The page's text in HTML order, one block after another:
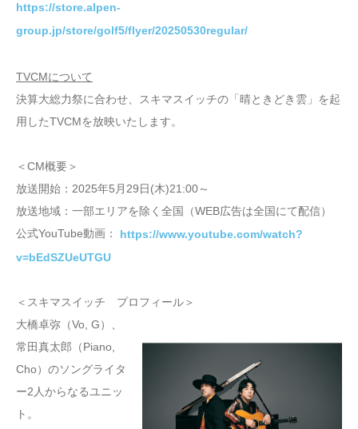
https://store.alpen-
group.jp/store/golf5/flyer/20250530regular/
TVCMについて
決算大総力祭に合わせ、スキマスイッチの「晴ときどき雲」を起
用したTVCMを放映いたします。
＜CM概要＞
放送開始：2025年5月29日(木)21:00～
放送地域：一部エリアを除く全国（WEB広告は全国にて配信）
公式YouTube動画： https://www.youtube.com/watch?
v=bEdSZUeUTGU
＜スキマスイッチ プロフィール＞
大橋卓弥（Vo, G）、
常田真太郎（Piano,
Cho）のソングライタ
ー2人からなるユニッ
ト。